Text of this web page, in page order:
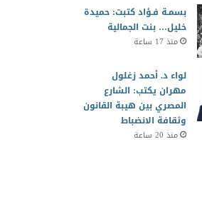
بسمـة فـؤاد كتبت: حميدة
خليل… بنت الجمالية
منذ 17 ساعة
لواء د. أحمد زغلول
مهران يكتب: الشارع
المصري بين هيبة القانون
وثقافة الانضباط
منذ 20 ساعة